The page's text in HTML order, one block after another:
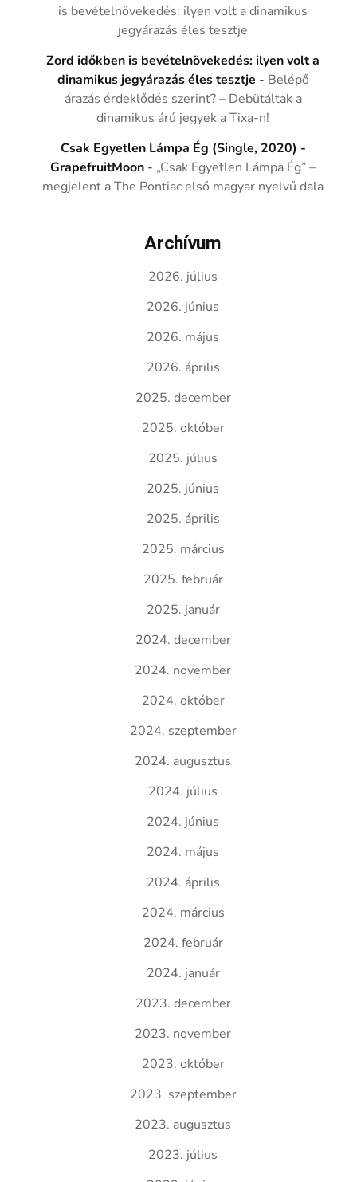
is bevételnövekedés: ilyen volt a dinamikus
jegyárazás éles tesztje
Zord időkben is bevételnövekedés: ilyen volt a
dinamikus jegyárazás éles tesztje - Belépő
árazás érdeklődés szerint? – Debütáltak a
dinamikus árú jegyek a Tixa-n!
Csak Egyetlen Lámpa Ég (Single, 2020) -
GrapefruitMoon - „Csak Egyetlen Lámpa Ég” –
megjelent a The Pontiac első magyar nyelvű dala
Archívum
2026. július
2026. június
2026. május
2026. április
2025. december
2025. október
2025. július
2025. június
2025. április
2025. március
2025. február
2025. január
2024. december
2024. november
2024. október
2024. szeptember
2024. augusztus
2024. július
2024. június
2024. május
2024. április
2024. március
2024. február
2024. január
2023. december
2023. november
2023. október
2023. szeptember
2023. augusztus
2023. július